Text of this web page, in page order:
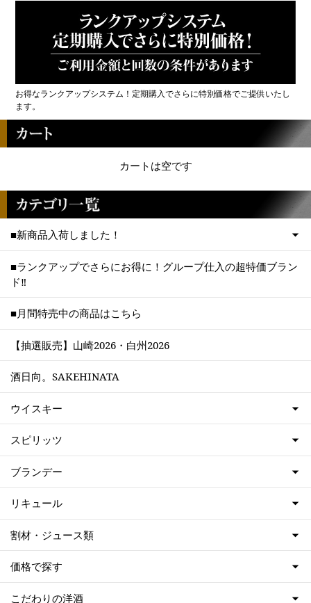
お得なランクアップシステム！定期購入でさらに特別価格でご提供いたし
ます。
カートは空です
■新商品入荷しました！
■ランクアップでさらにお得に！グループ仕入の超特価ブラン
ド‼
■月間特売中の商品はこちら
【抽選販売】山崎2026・白州2026
酒日向。SAKEHINATA
ウイスキー
スピリッツ
ブランデー
リキュール
割材・ジュース類
価格で探す
こだわりの洋酒